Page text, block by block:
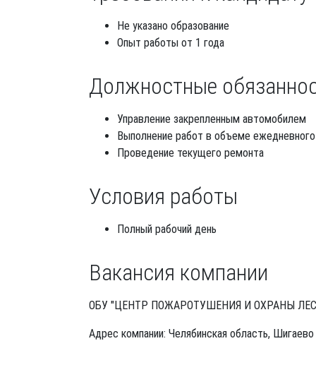
Не указано образование
Опыт работы от 1 года
Должностные
Управление закрепленным автомобилем
Выполнение работ в объеме
Проведение текущего ремонта
Условия работы
Полный рабочий день
Вакансия компании
ОБУ "ЦЕНТР ПОЖАРОТУШЕНИЯ И ОХРАНЫ
Адрес компании: Челябинская область,